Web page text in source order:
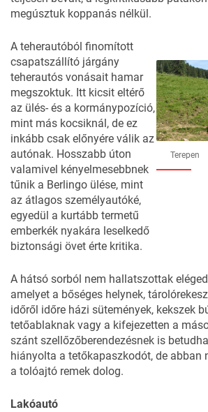
megúsztuk koppanás nélkül.
Terepen
A teherautóból finomított
csapatszállító járgány
teherautós vonásait hamar
megszoktuk. Itt kicsit eltérő
az ülés- és a kormánypozíció,
mint más kocsiknál, de ez
inkább csak előnyére válik az
autónak. Hosszabb úton
valamivel kényelmesebbnek
tűnik a Berlingo ülése, mint
az átlagos személyautóké,
egyedül a kurtább termetű
emberkék nyakára leselkedő
biztonsági övet érte kritika.
A hátsó sorból nem hallatszottak
amelyet a bőséges helynek,
időről időre házi sütemények, kekszek
tetőablaknak vagy a kifejezetten a
szánt szellőzőberendezésnek is
hiányolta a tetőkapaszkodót, de abban
a tolóajtó remek dolog.
Lakóautó